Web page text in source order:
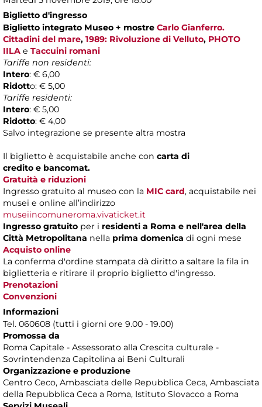
Biglietto d'ingresso
Biglietto integrato Museo + mostre Carlo Gianferro.
Cittadini del mare, 1989: Rivoluzione di Velluto, PHOTO
IILA e Taccuini romani
Tariffe non residenti:
Intero: € 6,00
Ridotto: € 5,00
Tariffe residenti:
Intero: € 5,00
Ridotto: € 4,00
Salvo integrazione se presente altra mostra
Il biglietto è acquistabile anche con carta di
credito e bancomat.
Gratuità e riduzioni
Ingresso gratuito al museo con la MIC card, acquistabile nei
musei e online all’indirizzo
museiincomuneroma.vivaticket.it
Ingresso gratuito per i residenti a Roma e nell'area della
Città Metropolitana nella prima domenica di ogni mese
Acquisto online
La conferma d'ordine stampata dà diritto a saltare la fila in
biglietteria e ritirare il proprio biglietto d'ingresso.
Prenotazioni
Convenzioni
Informazioni
Tel. 060608 (tutti i giorni ore 9.00 - 19.00)
Promossa da
Roma Capitale - Assessorato alla Crescita culturale -
Sovrintendenza Capitolina ai Beni Culturali
Organizzazione e produzione
Centro Ceco, Ambasciata delle Repubblica Ceca, Ambasciata
della Repubblica Ceca a Roma, Istituto Slovacco a Roma